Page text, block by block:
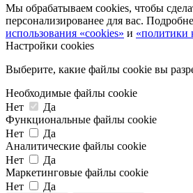
Мы обрабатываем cookies, чтобы
персонализированее для вас.
использования «cookies» и «политики
Настройки cookies
Выберите, какие файлы cookie вы
Необходимые файлы cookie
Нет
Да
Функциональные файлы cookie
Нет
Да
Аналитические файлы cookie
Нет
Да
Маркетинговые файлы cookie
Нет
Да